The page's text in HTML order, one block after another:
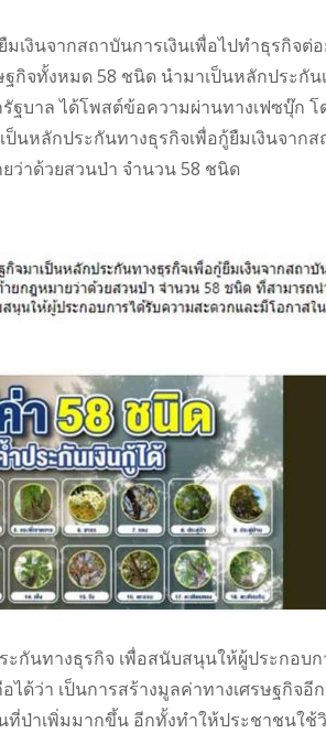
งินจากสถาบันการเงินเพื่อไปทำธุรกิจต่
กิจทั้งหมด 58 ชนิด นำมาเป็นหลักประกัน
าล ได้โพสต์ข้อความผ่านทางเฟซบุ๊ก โด
นหลักประกันทางธุรกิจเพื่อกู้ยืมเงินจากส
ว่าด้วยสวนป่า จำนวน 58 ชนิด
กันทางธุรกิจ เพื่อสนับสนุนให้ผู้ประกอบ
ด้ว่า เป็นการสร้างมูลค่าทางเศรษฐกิจอี
ป่าเพิ่มมากขึ้น อีกทั้งทำให้ประชาชนใช้